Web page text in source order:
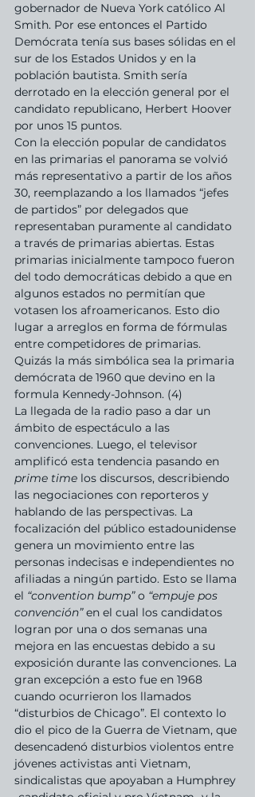
gobernador de Nueva York católico Al
Smith. Por ese entonces el Partido
Demócrata tenía sus bases sólidas en el
sur de los Estados Unidos y en la
población bautista. Smith sería
derrotado en la elección general por el
candidato republicano, Herbert Hoover
por unos 15 puntos.
Con la elección popular de candidatos
en las primarias el panorama se volvió
más representativo a partir de los años
30, reemplazando a los llamados “jefes
de partidos” por delegados que
representaban puramente al candidato
a través de primarias abiertas. Estas
primarias inicialmente tampoco fueron
del todo democráticas debido a que en
algunos estados no permitían que
votasen los afroamericanos. Esto dio
lugar a arreglos en forma de fórmulas
entre competidores de primarias.
Quizás la más simbólica sea la primaria
demócrata de 1960 que devino en la
formula Kennedy-Johnson. (4)
La llegada de la radio paso a dar un
ámbito de espectáculo a las
convenciones. Luego, el televisor
amplificó esta tendencia pasando en
prime time los discursos, describiendo
las negociaciones con reporteros y
hablando de las perspectivas. La
focalización del público estadounidense
genera un movimiento entre las
personas indecisas e independientes no
afiliadas a ningún partido. Esto se llama
el “convention bump” o “empuje pos
convención” en el cual los candidatos
logran por una o dos semanas una
mejora en las encuestas debido a su
exposición durante las convenciones. La
gran excepción a esto fue en 1968
cuando ocurrieron los llamados
“disturbios de Chicago”. El contexto lo
dio el pico de la Guerra de Vietnam, que
desencadenó disturbios violentos entre
jóvenes activistas anti Vietnam,
sindicalistas que apoyaban a Humphrey